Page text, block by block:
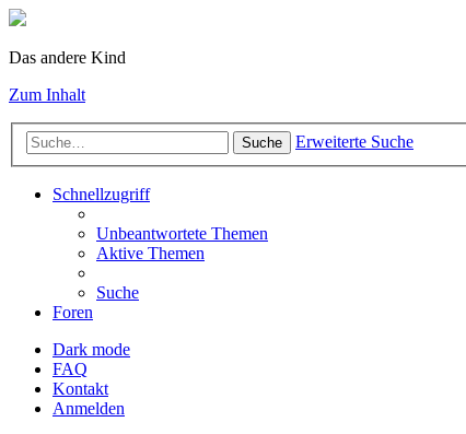
Das andere Kind
Zum Inhalt
Suche Erweiterte Suche
Schnellzugriff
Unbeantwortete Themen
Aktive Themen
Suche
Foren
Dark mode
FAQ
Kontakt
Anmelden